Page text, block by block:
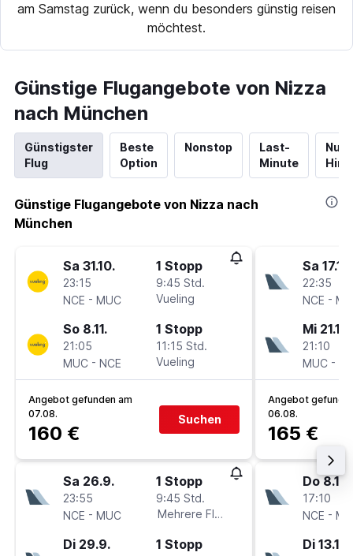
am Samstag zurück, wenn du besonders günstig reisen
möchtest.
Günstige Flugangebote von Nizza
nach München
Günstigster
Flug
Beste
Option
Nonstop
Last-
Minute
Nur
Günstige Flugangebote von Nizza nach
München
Sa 31.10.
23:15
NCE - MUC
1 Stopp
9:45 Std.
Vueling
So 8.11.
21:05
MUC - NCE
1 Stopp
11:15 Std.
Vueling
Angebot gefunden am
07.08.
160 €
Suchen
Sa 26.9.
23:55
NCE - MUC
1 Stopp
9:45 Std.
Mehrere Fluglinien
Di 29.9. 1 Stopp
Sa 17.10.
22:35
NCE -
Mi 21.10.
21:10
MUC -
Angebot
06.08.
165 €
Do 8.10.
17:10
NCE -
Di 13.10.